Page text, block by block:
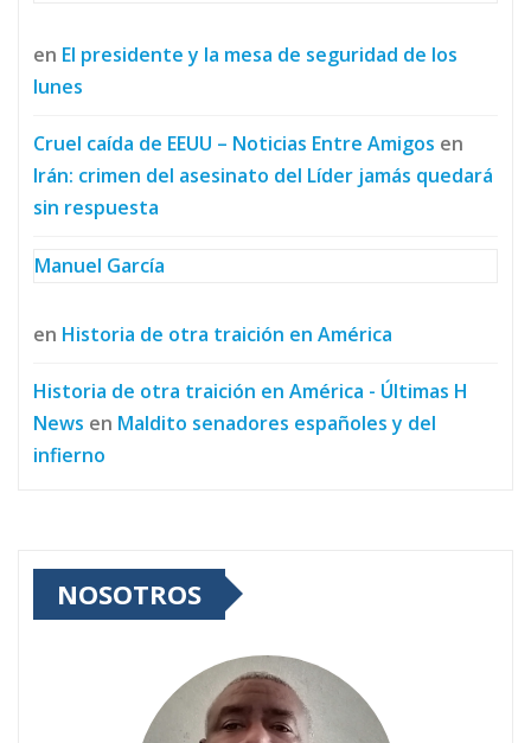
en El presidente y la mesa de seguridad de los
lunes
Cruel caída de EEUU – Noticias Entre Amigos en
Irán: crimen del asesinato del Líder jamás quedará
sin respuesta
Manuel García
en Historia de otra traición en América
Historia de otra traición en América - Últimas H
News en Maldito senadores españoles y del
infierno
NOSOTROS